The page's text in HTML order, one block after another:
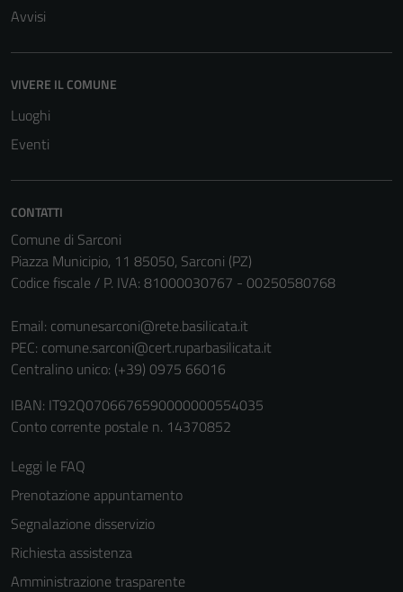
Avvisi
VIVERE IL COMUNE
Luoghi
Eventi
CONTATTI
Comune di Sarconi
Piazza Municipio, 11 85050, Sarconi (PZ)
Codice fiscale / P. IVA: 81000030767 - 00250580768
Email: comunesarconi@rete.basilicata.it
PEC: comune.sarconi@cert.ruparbasilicata.it
Centralino unico: (+39) 0975 66016
IBAN: IT92Q0706676590000000554035
Conto corrente postale n. 14370852
Leggi le FAQ
Prenotazione appuntamento
Segnalazione disservizio
Richiesta assistenza
Amministrazione trasparente